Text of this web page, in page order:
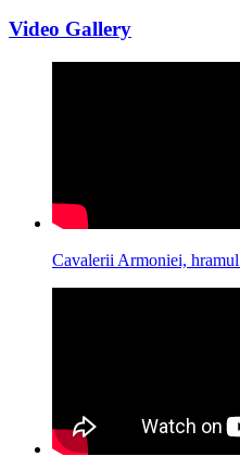
Video Gallery
Cavalerii Armoniei,